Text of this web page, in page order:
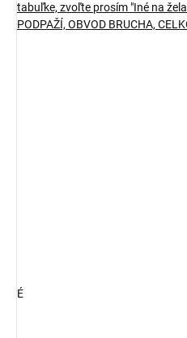
tabuľke, zvoľte prosím "Iné na
PODPAŽÍ, OBVOD BRUCHA,
É